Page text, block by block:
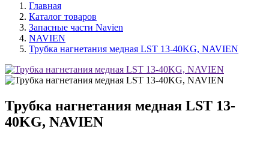
Главная
Каталог товаров
Запасные части Navien
NAVIEN
Трубка нагнетания медная LST 13-40KG, NAVIEN
Трубка нагнетания медная LST 13-
40KG, NAVIEN